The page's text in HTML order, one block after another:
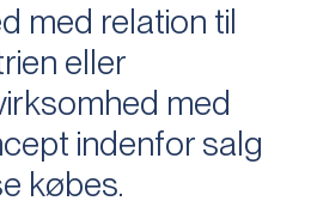
med relation til
eller
med
indenfor salg
købes.